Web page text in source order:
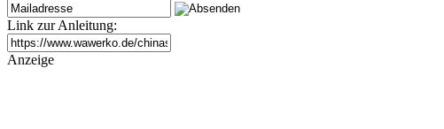
Link zur Anleitung:
Anzeige